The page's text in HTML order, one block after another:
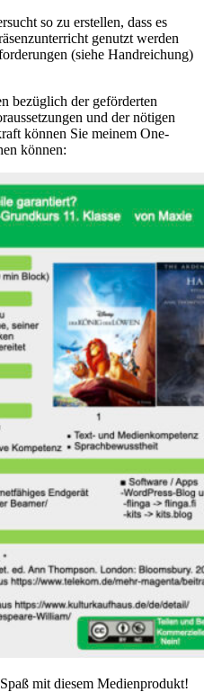
so zu erstellen, dass es
genutzt werden
(siehe Handreichung)
bezüglich der geförderten
und der nötigen
können Sie meinem One-
können:
mit diesem Medienprodukt!